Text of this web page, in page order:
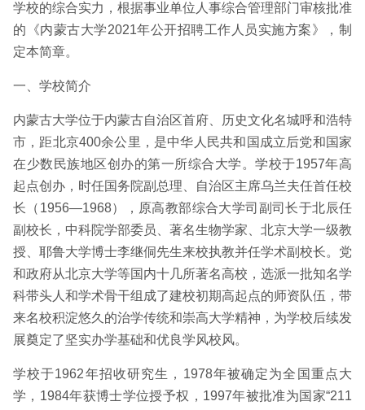
学校的综合实力，根据事业单位人事综合管理部门审核批准
的《内蒙古大学2021年公开招聘工作人员实施方案》，制
定本简章。
一、学校简介
内蒙古大学位于内蒙古自治区首府、历史文化名城呼和浩特
市，距北京400余公里，是中华人民共和国成立后党和国家
在少数民族地区创办的第一所综合大学。学校于1957年高
起点创办，时任国务院副总理、自治区主席乌兰夫任首任校
长（1956—1968），原高教部综合大学司副司长于北辰任
副校长，中科院学部委员、著名生物学家、北京大学一级教
授、耶鲁大学博士李继侗先生来校执教并任学术副校长。党
和政府从北京大学等国内十几所著名高校，选派一批知名学
科带头人和学术骨干组成了建校初期高起点的师资队伍，带
来名校积淀悠久的治学传统和崇高大学精神，为学校后续发
展奠定了坚实办学基础和优良学风校风。
学校于1962年招收研究生，1978年被确定为全国重点大
学，1984年获博士学位授予权，1997年被批准为国家“211